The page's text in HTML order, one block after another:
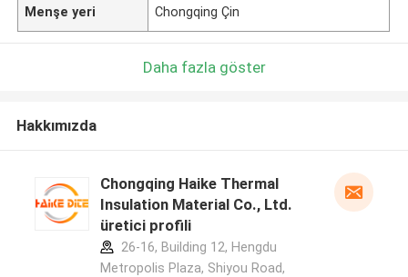
Menşe yeri Chongqing Çin
Daha fazla göster
Hakkımızda
Chongqing Haike Thermal
Insulation Material Co., Ltd.
üretici profili
26-16, Building 12, Hengdu
Metropolis Plaza, Shiyou Road,